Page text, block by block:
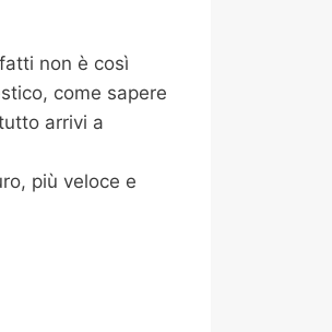
non è così
come sapere
arrivi a
più veloce e